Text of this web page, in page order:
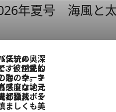
年夏号 海風と
まれた「歴史の光と影」